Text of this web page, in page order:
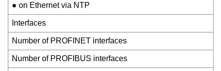
● on Ethernet via NTP
Interfaces
Number of PROFINET interfaces
Number of PROFIBUS interfaces